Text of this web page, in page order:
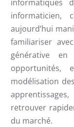
informatiques
informaticien,
aujourd’hui
familiariser
générative
modélisation
retrouver
du marché.